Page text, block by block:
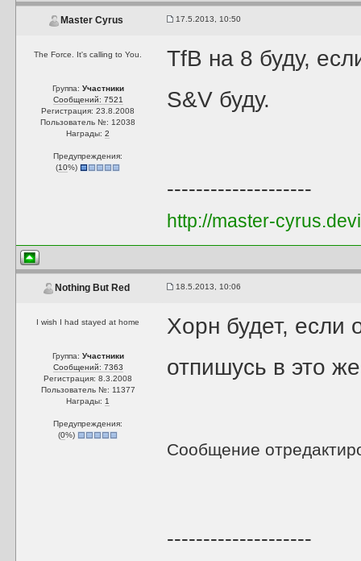
Master Cyrus 17.5.2013, 10:50
The Force. It's calling to You.
Группа: Участники
Сообщений: 7521
Регистрация: 23.8.2008
Пользователь №: 12038
Награды:2
Предупреждения:
(10%)
TfB на 8 буду,
S&V буду.
--------------------
http://master-
Nothing But Red 18.5.2013, 10:06
I wish I had stayed at home
Группа: Участники
Сообщений: 7363
Регистрация: 8.3.2008
Пользователь №: 11377
Награды: 1
Предупреждения:
(0%)
Хорн будет, если
отпишусь в это
Сообщение
--------------------